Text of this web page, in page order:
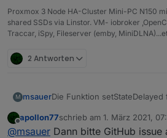
Proxmox 3 Node HA-Cluster Mini-PC N150
shared SSDs via Linstor. VM- iobroker
Traccar, iSpy, Fileserver (emby,
2 Antworten
M msauerDie Funktion
apollon77schrieb am 1. März 2021,
zuletzt editiert von
@msauer Dann bitte GitHub issue